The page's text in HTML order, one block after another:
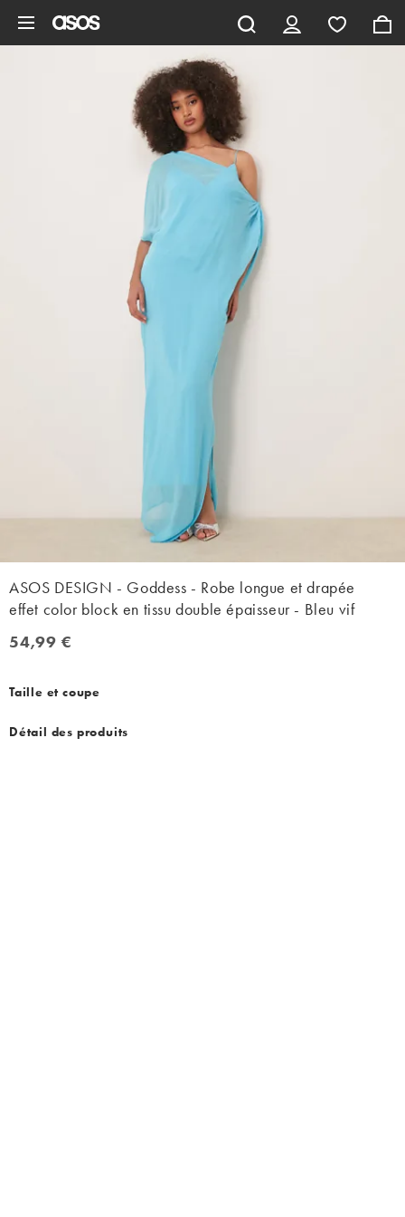
ASOS DESIGN - Goddess - Robe longue et drapée
effet color block en tissu double épaisseur - Bleu vif
54,99 €
54,99 €
Taille et coupe
Détail des produits